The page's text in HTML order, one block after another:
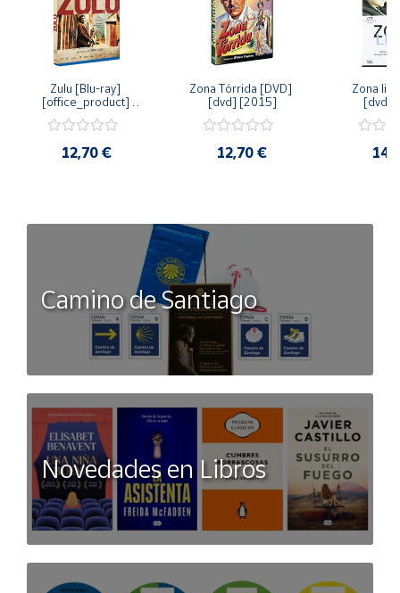
Zulu [Blu-ray]
[office_product]
12,70 €
Zona Tórrida [DVD]
[dvd] [2015]
12,70 €
Zona
[dvd]
Camino de Santiago
Novedades en Libros